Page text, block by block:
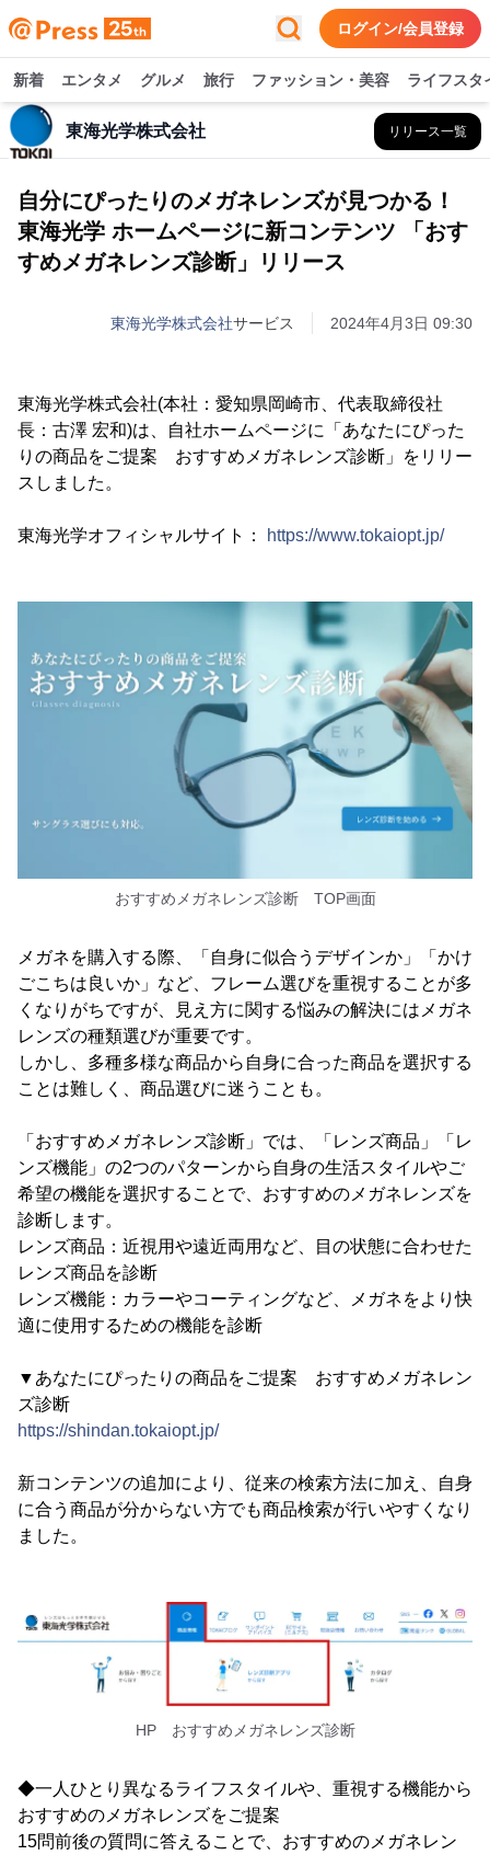
ログイン/会員登録
新着 エンタメ グルメ 旅行 ファッション・美容 ライフスタ
東海光学株式会社 リリース一覧
自分にぴったりのメガネレンズが見つかる！
東海光学 ホームページに新コンテンツ 「おす
すめメガネレンズ診断」リリース
東海光学株式会社サービス 2024年4月3日 09:30
東海光学株式会社(本社：愛知県岡崎市、代表取締役社
長：古澤 宏和)は、自社ホームページに「あなたにぴった
りの商品をご提案 おすすめメガネレンズ診断」をリリー
スしました。
東海光学オフィシャルサイト： https://www.tokaiopt.jp/
おすすめメガネレンズ診断 TOP画面
メガネを購入する際、「自身に似合うデザインか」「かけ
ごこちは良いか」など、フレーム選びを重視することが多
くなりがちですが、見え方に関する悩みの解決にはメガネ
レンズの種類選びが重要です。
しかし、多種多様な商品から自身に合った商品を選択する
ことは難しく、商品選びに迷うことも。
「おすすめメガネレンズ診断」では、「レンズ商品」「レ
ンズ機能」の2つのパターンから自身の生活スタイルやご
希望の機能を選択することで、おすすめのメガネレンズを
診断します。
レンズ商品：近視用や遠近両用など、目の状態に合わせた
レンズ商品を診断
レンズ機能：カラーやコーティングなど、メガネをより快
適に使用するための機能を診断
▼あなたにぴったりの商品をご提案 おすすめメガネレン
ズ診断
https://shindan.tokaiopt.jp/
新コンテンツの追加により、従来の検索方法に加え、自身
に合う商品が分からない方でも商品検索が行いやすくなり
ました。
HP おすすめメガネレンズ診断
◆一人ひとり異なるライフスタイルや、重視する機能から
おすすめのメガネレンズをご提案
15問前後の質問に答えることで、おすすめのメガネレン